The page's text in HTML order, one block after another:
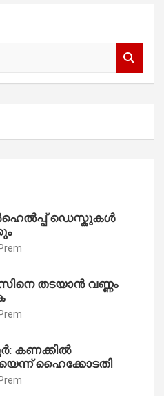
ഡെസ്കുകൾ
Prem
തടയാൻ വണ്ണം
Prem
കണക്കിൽ
ഹൈക്കോടതി
Prem